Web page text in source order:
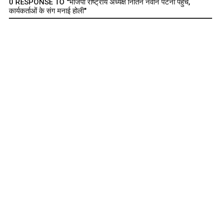
0 RESPONSE TO "भाजपा राष्ट्रीय अध्यक्ष नितिन नवीन पटना पहुंचे,
कार्यकर्ताओं के संग मनाई होली"